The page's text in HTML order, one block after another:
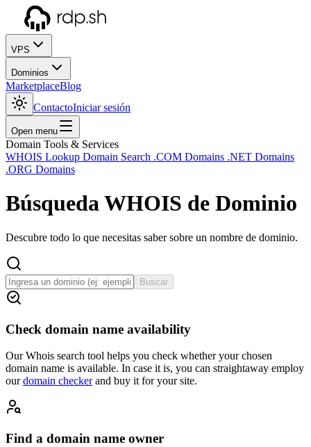
VPS
Dominios
MarketplaceBlog
ContactoIniciar sesión
Open menu
Domain Tools & Services
WHOIS Lookup Domain Search .COM Domains .NET Domains
.ORG Domains
Búsqueda WHOIS de Dominio
Descubre todo lo que necesitas saber sobre un nombre de dominio.
Buscar
Check domain name availability
Our Whois search tool helps you check whether your chosen
domain name is available. In case it is, you can straightaway employ
ourdomain checkerand buy it for your site.
Find a domain name owner